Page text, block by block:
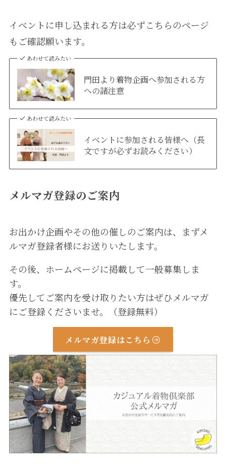
イベントに申し込まれる方は必ずこちらのページ
もご確認願います。
あわせて読みたい
門田より着物企画へ参加される方
への諸注意
あわせて読みたい
イベントに参加される皆様へ（長
文ですが必ずお読みください）
メルマガ登録のご案内
お出かけ企画やその他の催しのご案内は、まずメ
ルマガ登録者様にお送りいたします。
その後、ホームページに掲載して一般募集しま
す。
優先してご案内を受け取りたい方はぜひメルマガ
にご登録くださいませ。（登録無料）
メルマガ登録はこちら